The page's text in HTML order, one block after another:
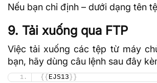
Nếu bạn chỉ định – dưới dạng tên
9. Tải xuống qua FTP
Việc tải xuống các tệp từ máy
bạn, hãy dùng câu lệnh sau đây
{{ EJS13 }}